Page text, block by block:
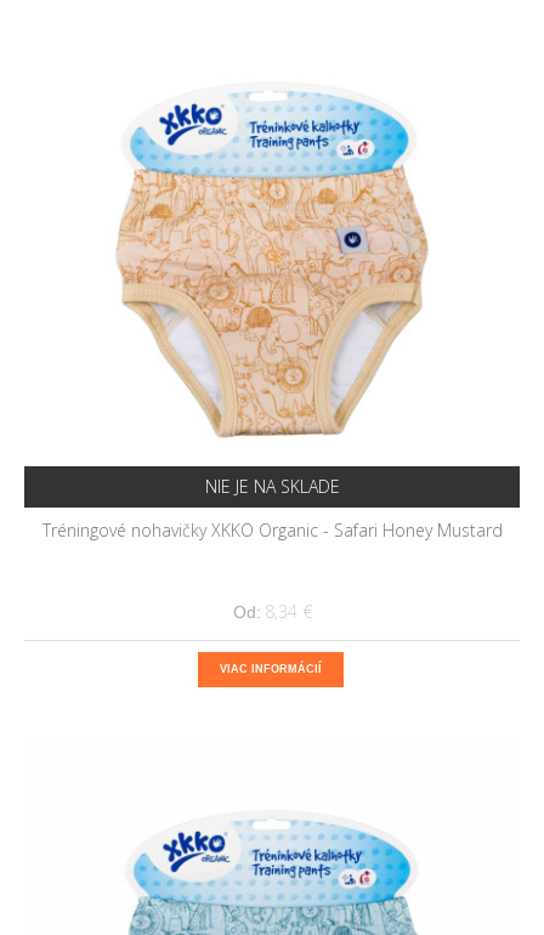
NIE JE NA SKLADE
Tréningové nohavičky XKKO Organic - Safari Honey Mustard
Od: 8,34 €
VIAC INFORMÁCIÍ